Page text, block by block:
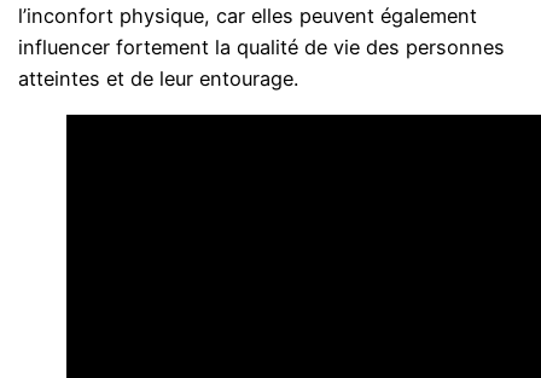
l’inconfort physique, car elles peuvent également
influencer fortement la qualité de vie des personnes
atteintes et de leur entourage.